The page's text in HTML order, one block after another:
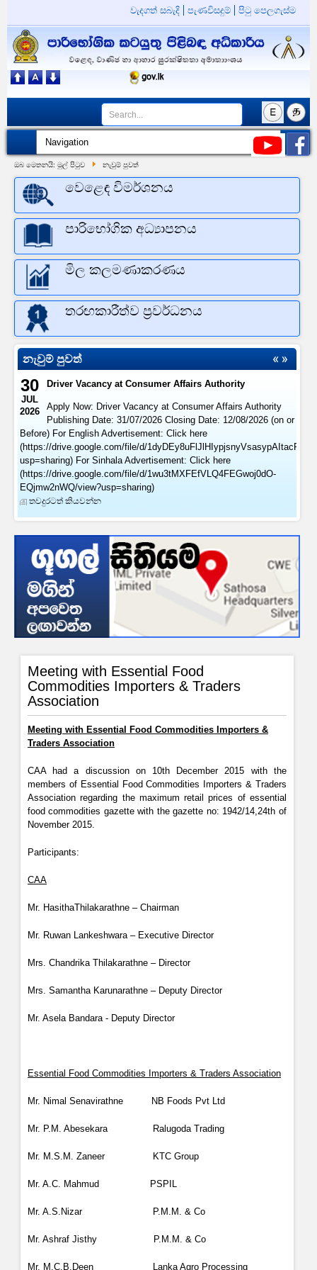
වැදගත් සබැදි පැණවිසදුම් පිටු පෙලගැස්ම
ඔබ මෙතනයි: මුල් පිටුව නැවුම් පුවත්
වෙළෙඳ විමර්ශනය
පාරිභෝගික අධ්‍යාපනය
මිල කලමණාකරණය
තරඟකාරීත්ව ප්‍රවර්ධනය
නැවුම් පුවත්
30
JUL
2026
Driver Vacancy at Consumer Affairs Authority
Apply Now: Driver Vacancy at Consumer Affairs Authority
Publishing Date: 31/07/2026 Closing Date: 12/08/2026 (on or
Before) For English Advertisement: Click here
(https://drive.google.com/file/d/1dyDEy8uFlJlHIypjsnyVsasypAItacFl/
usp=sharing) For Sinhala Advertisement: Click here
(https://drive.google.com/file/d/1wu3tMXFEfVLQ4FEGwoj0dO-
EQjmw2nWQ/view?usp=sharing)
තවදුරටත් කියවන්න
Meeting with Essential Food
Commodities Importers & Traders
Association
Meeting with Essential Food Commodities Importers &
Traders Association
CAA had a discussion on 10th December 2015 with the
members of Essential Food Commodities Importers & Traders
Association regarding the maximum retail prices of essential
food commodities gazette with the gazette no: 1942/14,24th of
November 2015.
Participants:
CAA
Mr. HasithaThilakarathne – Chairman
Mr. Ruwan Lankeshwara – Executive Director
Mrs. Chandrika Thilakarathne – Director
Mrs. Samantha Karunarathne – Deputy Director
Mr. Asela Bandara - Deputy Director
Essential Food Commodities Importers & Traders Association
Mr. Nimal Senavirathne NB Foods Pvt Ltd
Mr. P.M. Abesekara Ralugoda Trading
Mr. M.S.M. Zaneer KTC Group
Mr. A.C. Mahmud PSPIL
Mr. A.S.Nizar P.M.M. & Co
Mr. Ashraf Jisthy P.M.M. & Co
Mr. M.C.B.Deen Lanka Agro Processing